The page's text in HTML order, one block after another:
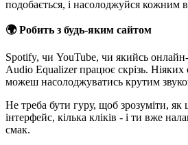
подобається, і насолоджуйся кожним
🌍 Робить з будь-яким сайтом
Spotify, чи YouTube, чи якийсь
Audio Equalizer працює скрізь.
можеш насолоджуватись крутим
Не треба бути гуру, щоб зрозуміти,
інтерфейс, кілька кліків - і ти вже
смак.